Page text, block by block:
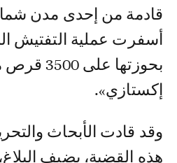
قادمة من إحدى مدن
أسفرت عملية التفتيش
بحوزتها
إكستازي».
وقد قادت الأبحاث
هذه القضية، يضيف